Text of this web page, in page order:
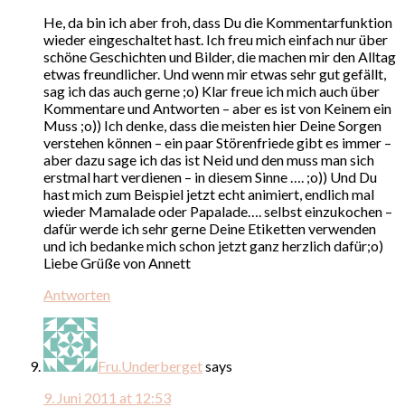
He, da bin ich aber froh, dass Du die Kommentarfunktion
wieder eingeschaltet hast. Ich freu mich einfach nur über
schöne Geschichten und Bilder, die machen mir den Alltag
etwas freundlicher. Und wenn mir etwas sehr gut gefällt,
sag ich das auch gerne ;o) Klar freue ich mich auch über
Kommentare und Antworten – aber es ist von Keinem ein
Muss ;o)) Ich denke, dass die meisten hier Deine Sorgen
verstehen können – ein paar Störenfriede gibt es immer –
aber dazu sage ich das ist Neid und den muss man sich
erstmal hart verdienen – in diesem Sinne …. ;o)) Und Du
hast mich zum Beispiel jetzt echt animiert, endlich mal
wieder Mamalade oder Papalade…. selbst einzukochen –
dafür werde ich sehr gerne Deine Etiketten verwenden
und ich bedanke mich schon jetzt ganz herzlich dafür;o)
Liebe Grüße von Annett
Antworten
Fru.Underbergetsays
9. Juni 2011 at 12:53